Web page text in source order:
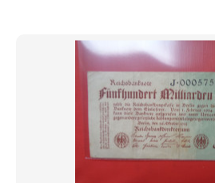
Übernehmen